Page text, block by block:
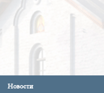
Новости